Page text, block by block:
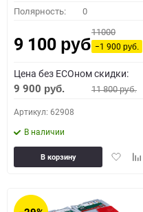
Полярность: 0
9 100 руб.
11000
−1 900руб.
Цена без ECOном скидки:
9 900 руб. 11 800руб.
Артикул: 62908
В наличии
В корзину